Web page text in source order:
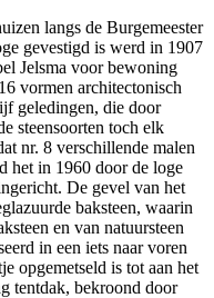
langs de Burgemeester
gevestigd is werd in 1907
Jelsma voor bewoning
vormen architectonisch
geledingen, die door
steensoorten toch elk
nr. 8 verschillende malen
het in 1960 door de loge
De gevel van het
baksteen, waarin
en van natuursteen
in een iets naar voren
opgemetseld is tot aan het
tentdak, bekroond door